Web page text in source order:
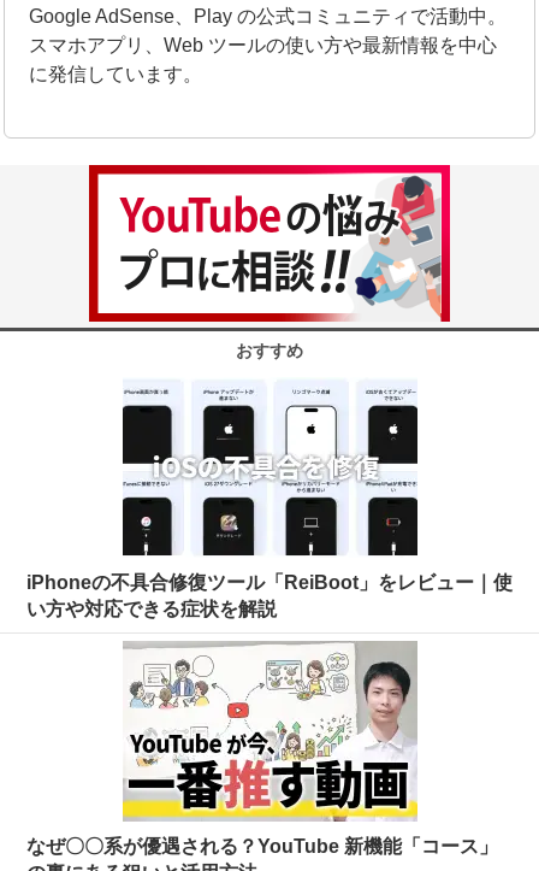
Google AdSense、Play の公式コミュニティで活動中。
スマホアプリ、Web ツールの使い方や最新情報を中心
に発信しています。
おすすめ
iPhoneの不具合修復ツール「ReiBoot」をレビュー｜使
い方や対応できる症状を解説
なぜ〇〇系が優遇される？YouTube 新機能「コース」